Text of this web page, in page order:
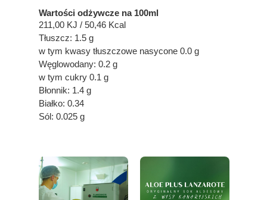
Wartości odżywcze na 100ml
211,00 KJ / 50,46 Kcal
Tłuszcz: 1.5 g
w tym kwasy tłuszczowe nasycone 0.0 g
Węglowodany: 0.2 g
w tym cukry 0.1 g
Błonnik: 1.4 g
Białko: 0.34
Sól: 0.025 g